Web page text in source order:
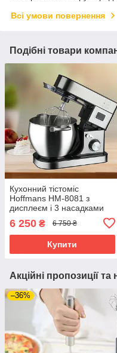
Всі умови повернення
Подібні товари
Кухонний тістоміс
Hoffmans HM-8081 з
дисплеєм і 3 насадками
багатофункціональний
планетарний міксер 12л
6 250 ₴ 6 750 ₴
Купити
Акційні пропозиції та
–36%